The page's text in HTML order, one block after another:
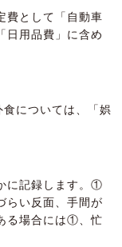
費として「自動車
日用品費」に含め
については、「娯
に記録します。①
らい反面、手間が
る場合には①、忙